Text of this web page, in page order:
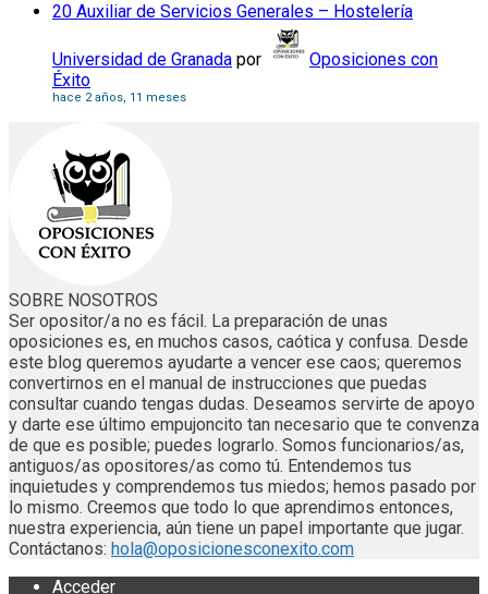
20 Auxiliar de Servicios Generales – Hostelería
Universidad de Granada por
Oposiciones con
Éxito
hace 2 años, 11 meses
SOBRE NOSOTROS
Ser opositor/a no es fácil. La preparación de unas
oposiciones es, en muchos casos, caótica y confusa. Desde
este blog queremos ayudarte a vencer ese caos; queremos
convertirnos en el manual de instrucciones que puedas
consultar cuando tengas dudas. Deseamos servirte de apoyo
y darte ese último empujoncito tan necesario que te convenza
de que es posible; puedes lograrlo. Somos funcionarios/as,
antiguos/as opositores/as como tú. Entendemos tus
inquietudes y comprendemos tus miedos; hemos pasado por
lo mismo. Creemos que todo lo que aprendimos entonces,
nuestra experiencia, aún tiene un papel importante que jugar.
Contáctanos: hola@oposicionesconexito.com
Acceder